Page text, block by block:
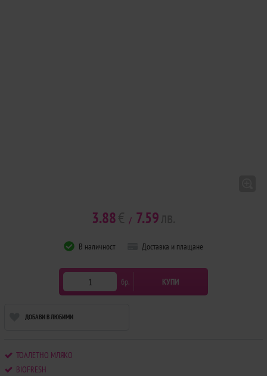
3.88 / 7.59
В наличност Доставка и плащане
бр. КУПИ
ДОБАВИ В ЛЮБИМИ
ТОАЛЕТНО МЛЯКО
BIOFRESH